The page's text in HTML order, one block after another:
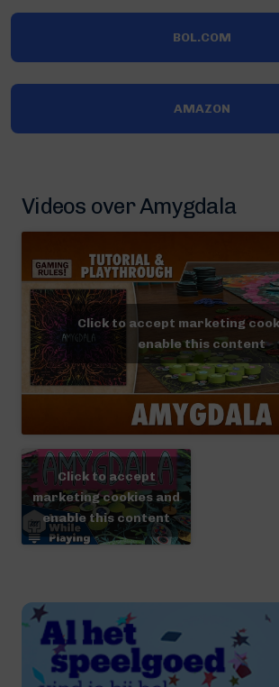
BOL.COM
AMAZON
Videos over Amygdala
Click to accept marketing
enable this content
Click to accept
marketing cookies and
enable this content